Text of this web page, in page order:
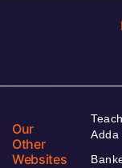
Our
Other
Websites
Adda